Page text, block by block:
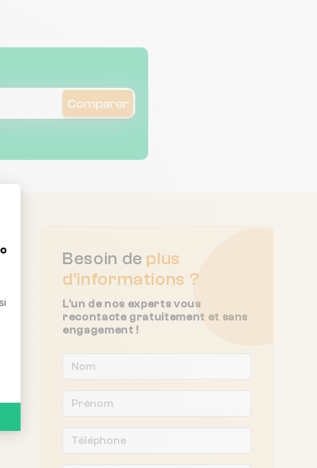
: Personnalisez vos Options
Comparer
Besoin de plus
d'informations ?
L'un de nos experts vous
recontacte gratuitement et sans
engagement !